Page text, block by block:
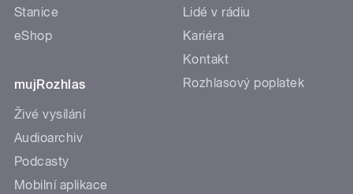
Stanice
eShop
mujRozhlas
Živé vysílání
Audioarchiv
Podcasty
Mobilní aplikace
Lidé v rádiu
Kariéra
Kontakt
Rozhlasový poplatek